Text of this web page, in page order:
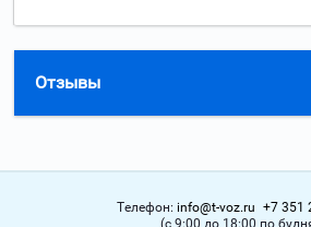
Отзывы
Телефон: info@t-voz.ru +7 351
(с 9:00 до 18:00 по